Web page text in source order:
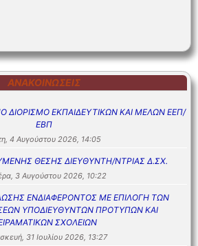
ΑΝΑΚΟΙΝΏΣΕΙΣ
ΔΙΟΡΙΣΜΟ ΕΚΠΑΙΔΕΥΤΙΚΩΝ ΚΑΙ ΜΕΛΩΝ ΕΕΠ/
ΕΒΠ
4 Αυγούστου 2026, 14:05
ΘΕΣΗΣ ΔΙΕΥΘΥΝΤΗ/ΝΤΡΙΑΣ Δ.ΣΧ.
3 Αυγούστου 2026, 10:22
ΕΝΔΙΑΦΕΡΟΝΤΟΣ ΜΕ ΕΠΙΛΟΓΗ ΤΩΝ
ΥΠΟΔΙΕΥΘΥΝΤΩΝ ΠΡΟΤΥΠΩΝ ΚΑΙ
ΣΧΟΛΕΙΩΝ
31 Ιουλίου 2026, 13:27